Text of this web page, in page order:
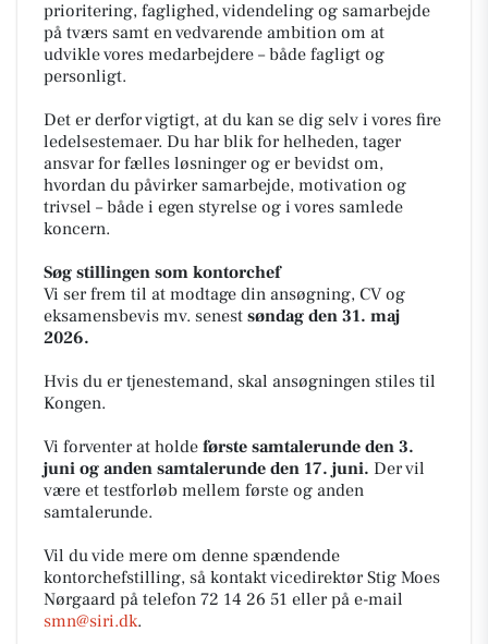
prioritering, faglighed, videndeling og samarbejde
på tværs samt en vedvarende ambition om at
udvikle vores medarbejdere – både fagligt og
personligt.
Det er derfor vigtigt, at du kan se dig selv i vores fire
ledelsestemaer. Du har blik for helheden, tager
ansvar for fælles løsninger og er bevidst om,
hvordan du påvirker samarbejde, motivation og
trivsel – både i egen styrelse og i vores samlede
koncern.
Søg stillingen som kontorchef
Vi ser frem til at modtage din ansøgning, CV og
eksamensbevis mv. senest søndag den 31. maj
2026.
Hvis du er tjenestemand, skal ansøgningen stiles til
Kongen.
Vi forventer at holde første samtalerunde den 3.
juni og anden samtalerunde den 17. juni. Der vil
være et testforløb mellem første og anden
samtalerunde.
Vil du vide mere om denne spændende
kontorchefstilling, så kontakt vicedirektør Stig Moes
Nørgaard på telefon 72 14 26 51 eller på e-mail
smn@siri.dk.